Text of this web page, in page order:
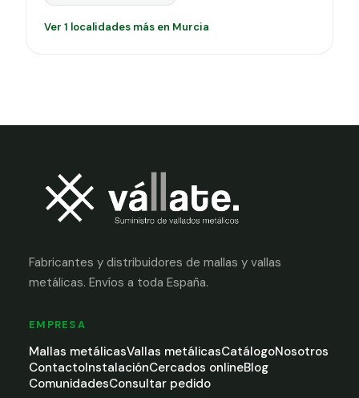
Ver 1 localidades más en Murcia
Fabricantes y distribuidores de mallas y vallas
metálicas. Envíos a toda España.
EMPRESA
Mallas metálicasVallas metálicasCatálogoNosotros
ContactoInstalaciónCercados onlineBlog
ComunidadesConsultar pedido